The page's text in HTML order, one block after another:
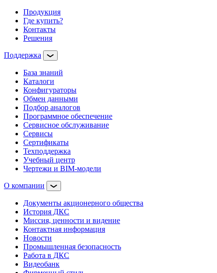
Продукция
Где купить?
Контакты
Решения
Поддержка
База знаний
Каталоги
Конфигураторы
Обмен данными
Подбор аналогов
Программное обеспечение
Сервисное обслуживание
Сервисы
Сертификаты
Техподдержка
Учебный центр
Чертежи и BIM-модели
О компании
Документы акционерного общества
История ДКС
Миссия, ценности и видение
Контактная информация
Новости
Промышленная безопасность
Работа в ДКС
Видеобанк